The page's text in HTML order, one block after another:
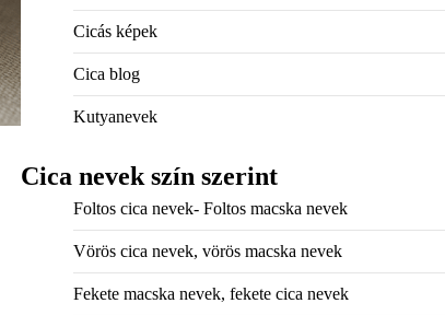
Cicás képek
Cica blog
Kutyanevek
Cica nevek szín szerint
Foltos cica nevek- Foltos macska nevek
Vörös cica nevek, vörös macska nevek
Fekete macska nevek, fekete cica nevek